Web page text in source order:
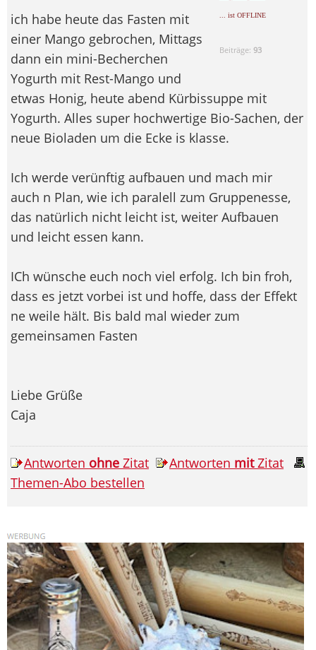
... ist OFFLINE
Beiträge:93
ich habe heute das Fasten mit
einer Mango gebrochen, Mittags
dann ein mini-Becherchen
Yogurth mit Rest-Mango und
etwas Honig, heute abend Kürbissuppe mit
Yogurth. Alles super hochwertige Bio-Sachen, der
neue Bioladen um die Ecke is klasse.
Ich werde verünftig aufbauen und mach mir
auch n Plan, wie ich paralell zum Gruppenesse,
das natürlich nicht leicht ist, weiter Aufbauen
und leicht essen kann.
ICh wünsche euch noch viel erfolg. Ich bin froh,
dass es jetzt vorbei ist und hoffe, dass der Effekt
ne weile hält. Bis bald mal wieder zum
gemeinsamen Fasten
Liebe Grüße
Caja
Antworten ohne Zitat Antworten mitZitat
Themen-Abo bestellen